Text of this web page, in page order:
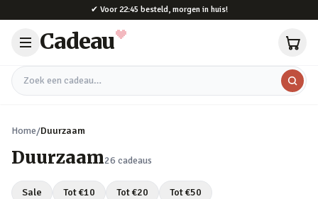
✔ Voor 22:45 besteld, morgen in huis!
Cadeau
Zoek een cadeau
Home/Duurzaam
Duurzaam26 cadeaus
Sale Tot €10 Tot €20 Tot €50